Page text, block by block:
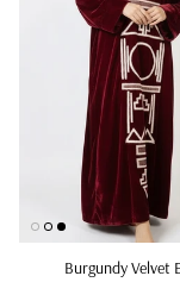
Burgundy Velvet